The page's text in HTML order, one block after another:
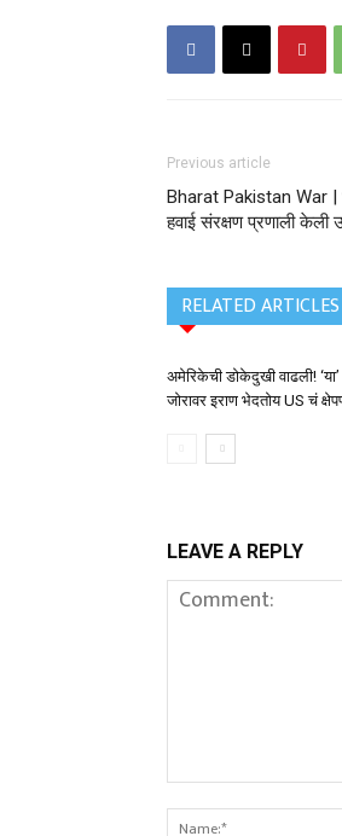
Previous article
Bharat Pakistan War |
हवाई संरक्षण प्रणाली केली
RELATED ARTICLES
अमेरिकेची डोकेदुखी वाढली!
जोरावर इराण भेदतोय US चं
LEAVE A REPLY